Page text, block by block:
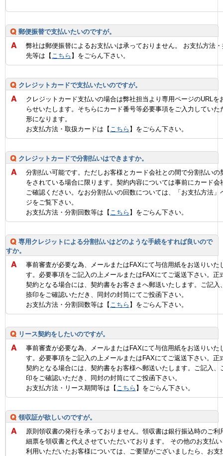
郵便振替で支払いたいのですが。
弊社は郵便振替によるお支払いは承っておりません。 お支払方法
先等は【 こちら 】をごらん下さい。
クレジットカードで支払いたいのですが。
クレジットカード支払いの場合は弊社担当より専用ページのURLを
らせいたします。そちらにカード番号等必要事項をご入力していた
形になります。
お支払方法・取扱カードは【 こちら 】をごらん下さい。
クレジットカードで分割払いはできますか。
分割払い可能です。ただしお客様とカード会社との間で分割払いの
をされている場合に限ります。契約内容については事前にカード会
ご確認ください。なお分割払いの回数については、「お支払方法」
ジをご覧下さい。
お支払方法・分割回数等は【 こちら 】をごらん下さい。
専用クレジットによる分割払いはどのような手続をすれば良いので
すか。
事前審査が必要な為、メールまたはFAXにて与信用紙をお送りいた
す。必要事項をご記入の上メールまたはFAXにてご返送下さい。正
契約となる場合には、契約書をお客さまへ郵送いたします。ご記入
捺印をご確認いただき、同封の封筒にてご投函下さい。
お支払方法・分割回数等は【 こちら 】をごらん下さい。
リース契約をしたいのですが。
事前審査が必要な為、メールまたはFAXにて与信用紙をお送りいた
す。必要事項をご記入の上メールまたはFAXにてご返送下さい。正
契約となる場合には、契約書をお客様へ郵送いたします。ご記入、
印をご確認いただき、同封の封筒にてご投函下さい。
お支払方法・リース期間等は【 こちら 】をごらん下さい。
領収証が欲しいのですが。
原則領収書の発行を承っておりません。領収書は銀行振込時のご利
細票を領収書と代えさせていただいております。 その他のお支払
利用いただいたお客様については、ご要望がございましたら、お支